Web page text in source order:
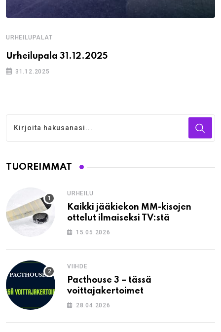
URHEILUPALAT
Urheilupala 31.12.2025
31.12.2025
TUOREIMMAT
URHEILU
Kaikki jääkiekon MM-kisojen
ottelut ilmaiseksi TV:stä
15.05.2026
VIIHDE
Pacthouse 3 – tässä
voittajakertoimet
28.04.2026